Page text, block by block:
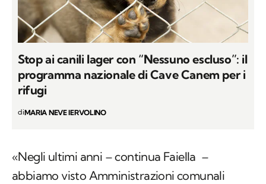
Stop ai canili lager con “Nessuno escluso”: il
programma nazionale di Cave Canem per i
rifugi
diMARIA NEVE IERVOLINO
«Negli ultimi anni – continua Faiella –
abbiamo visto Amministrazioni comunali